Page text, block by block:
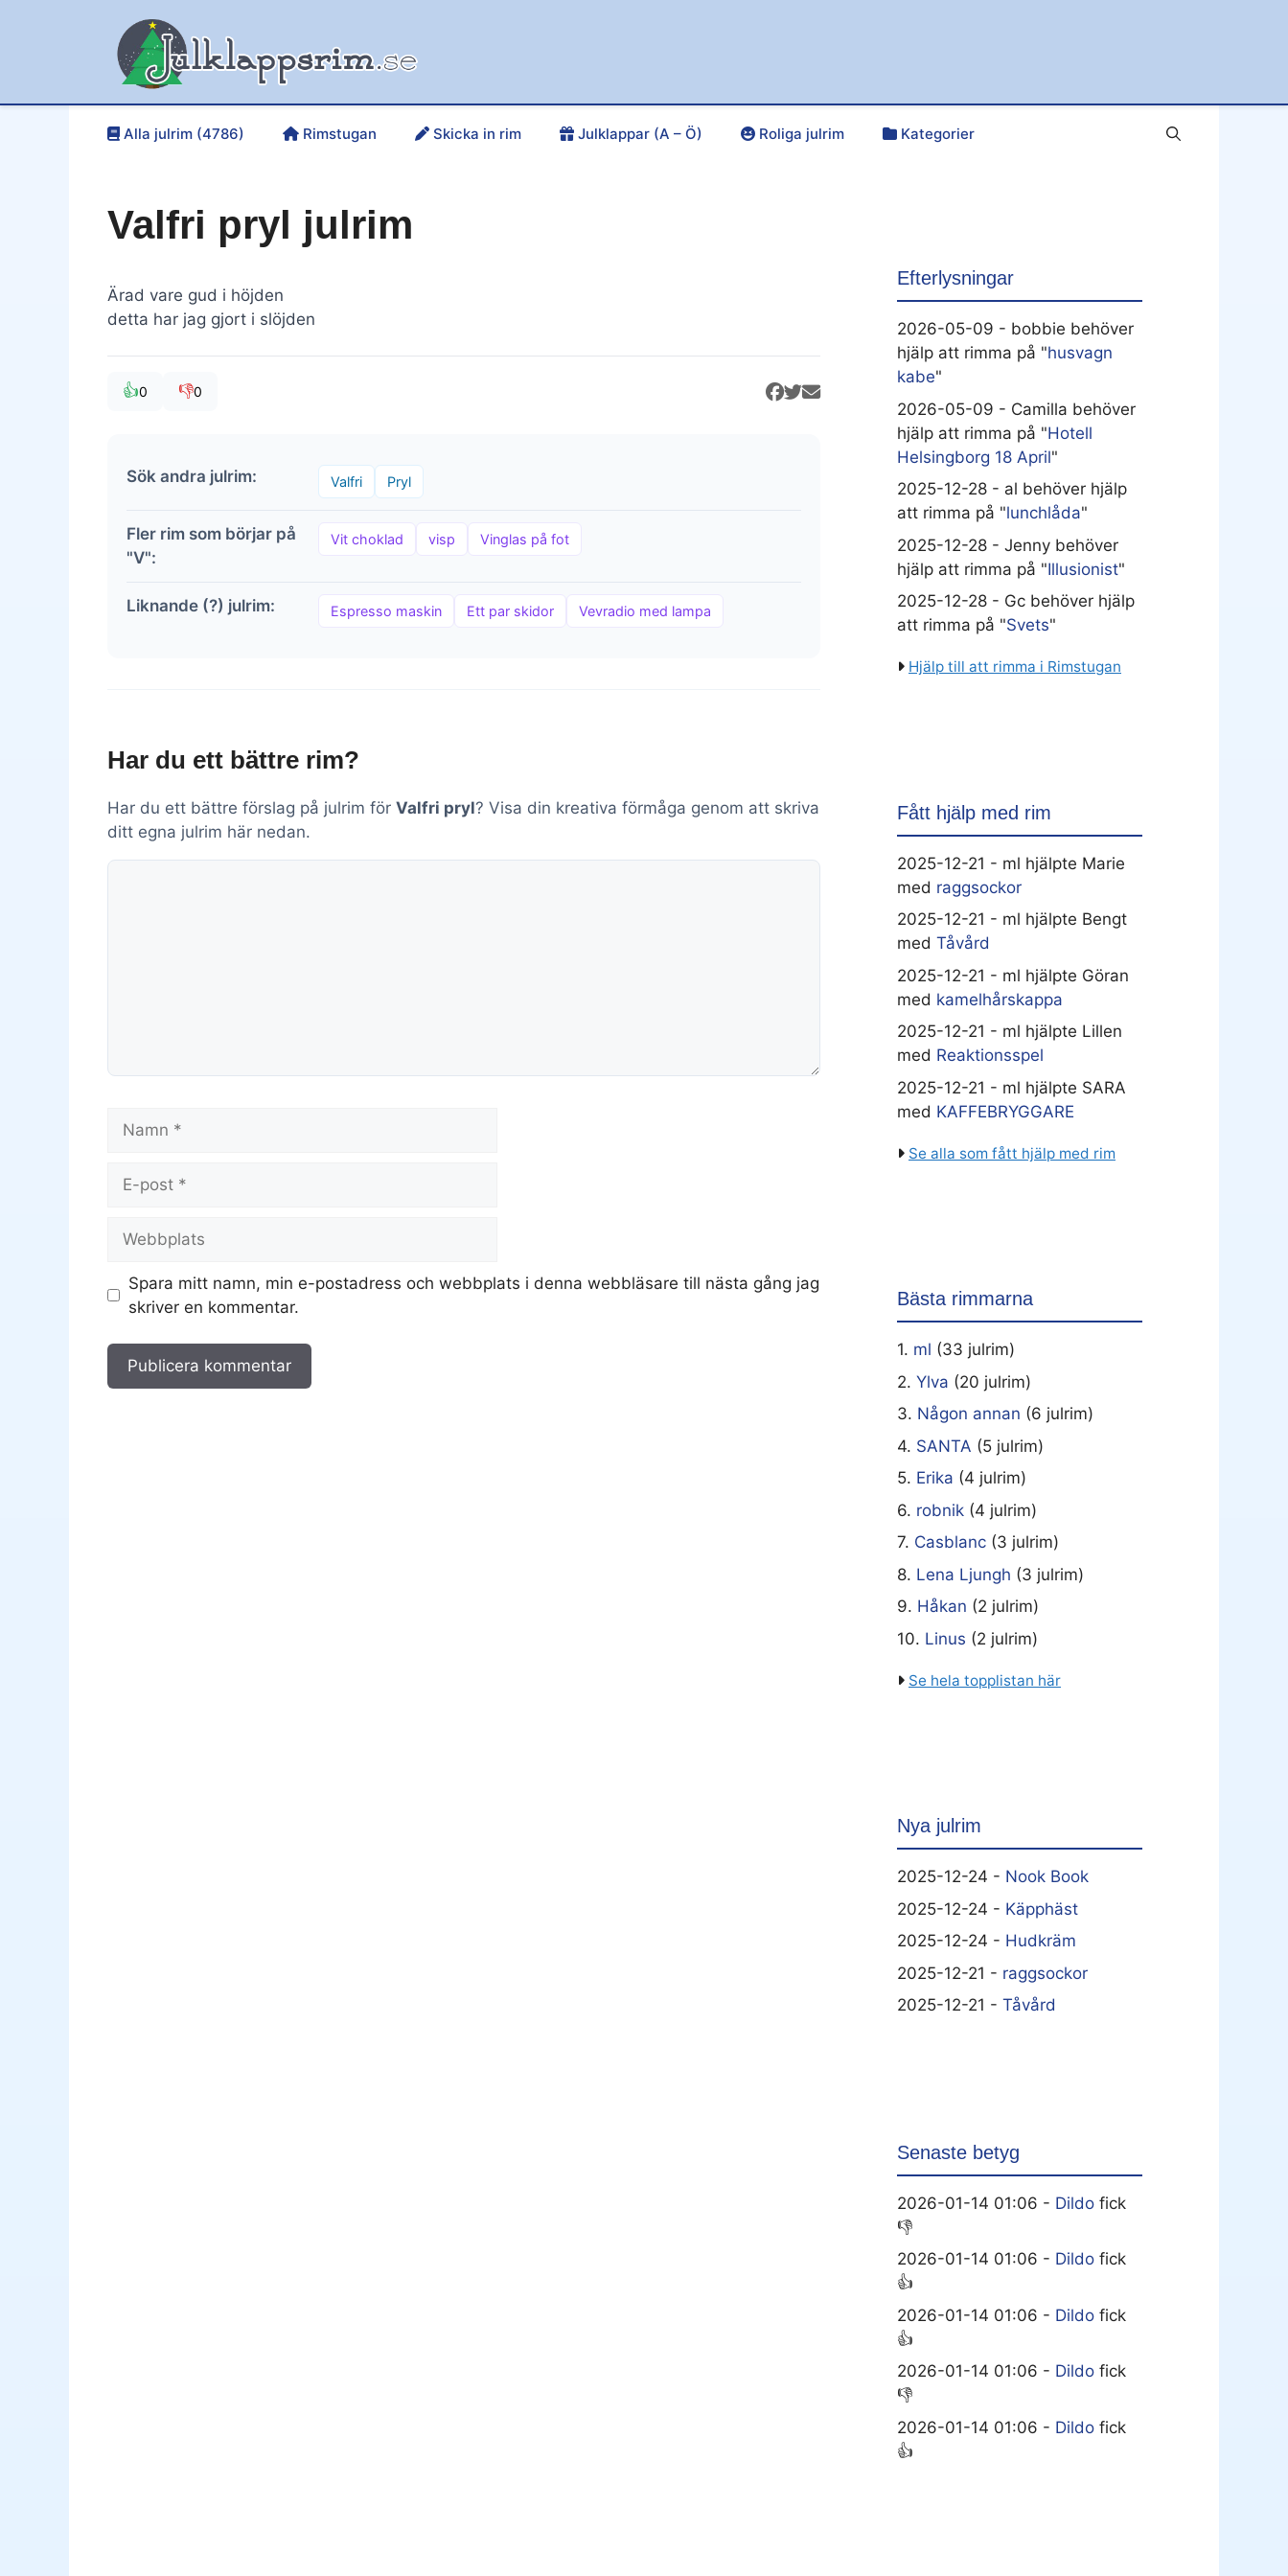
Alla julrim (4786) Rimstugan Skicka in rim Julklappar (A – Ö) Roliga julrim Kategorier
Valfri pryl julrim
Ärad vare gud i höjden
detta har jag gjort i slöjden
👍0 👎0
Sök andra julrim: Valfri Pryl
Fler rim som börjar på
"V":
Vit choklad visp Vinglas på fot
Liknande (?) julrim: Espresso maskin Ett par skidor Vevradio med lampa
Har du ett bättre rim?
Har du ett bättre förslag på julrim för Valfri pryl? Visa din kreativa förmåga genom att skriva
ditt egna julrim här nedan.
Kommentar
post
Spara mitt namn, min e-postadress och webbplats i denna webbläsare till nästa gång jag
skriver en kommentar.
Efterlysningar
2026-05-09 - bobbie behöver
hjälp att rimma på "husvagn
kabe"
2026-05-09 - Camilla behöver
hjälp att rimma på "Hotell
Helsingborg 18 April"
2025-12-28 - al behöver hjälp
att rimma på "lunchlåda"
2025-12-28 - Jenny behöver
hjälp att rimma på "Illusionist"
2025-12-28 - Gc behöver hjälp
att rimma på "Svets"
Hjälp till att rimma i Rimstugan
Fått hjälp med rim
2025-12-21 - ml hjälpte Marie
med raggsockor
2025-12-21 - ml hjälpte Bengt
med Tåvård
2025-12-21 - ml hjälpte Göran
med kamelhårskappa
2025-12-21 - ml hjälpte Lillen
med Reaktionsspel
2025-12-21 - ml hjälpte SARA
med KAFFEBRYGGARE
Se alla som fått hjälp med rim
Bästa rimmarna
1. ml (33 julrim)
2. Ylva (20 julrim)
3. Någon annan (6 julrim)
4. SANTA (5 julrim)
5. Erika (4 julrim)
6. robnik (4 julrim)
7. Casblanc (3 julrim)
8. Lena Ljungh (3 julrim)
9. Håkan (2 julrim)
10. Linus (2 julrim)
Se hela topplistan här
Nya julrim
2025-12-24 - Nook Book
2025-12-24 - Käpphäst
2025-12-24 - Hudkräm
2025-12-21 - raggsockor
2025-12-21 - Tåvård
Senaste betyg
2026-01-14 01:06 - Dildo fick
👎
2026-01-14 01:06 - Dildo fick
👍
2026-01-14 01:06 - Dildo fick
👍
2026-01-14 01:06 - Dildo fick
👎
2026-01-14 01:06 - Dildo fick
👍